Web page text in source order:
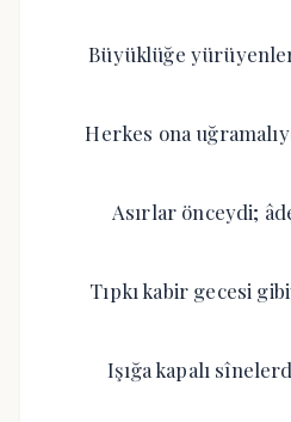
Büyüklüğe
Herkes ona
Asırlar önceydi;
Tıpkı kabir gecesi
Işığa kapalı